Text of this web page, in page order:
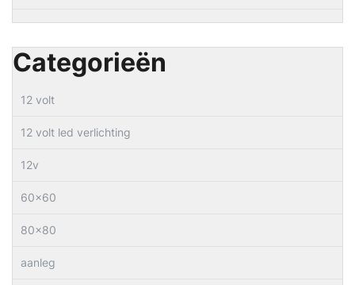
Categorieën
12 volt
12 volt led verlichting
12v
60×60
80×80
aanleg